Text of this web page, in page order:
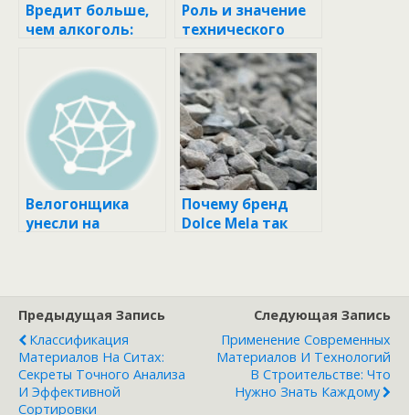
Вредит больше,
чем алкоголь:
Кабанов назвал
опасный продукт
для печени,
который есть в
каждом доме
Роль и значение
технического
надзора в
строительстве:
гарантия
безопасности и
качества
проектов
Велогонщика
унесли на
Другие :: РБК
Спорт
Почему бренд
Dolce Mela так
Предыдущая Запись
Классификация
Материалов На Ситах:
Секреты Точного Анализа
И Эффективной
Сортировки
Следующая Запись
Применение Современных
Материалов И Технологий
В Строительстве: Что
Нужно Знать Каждому